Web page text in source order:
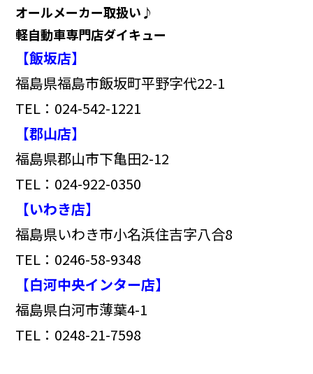
オールメーカー取扱い♪
軽自動車専門店ダイキュー
【飯坂店】
福島県福島市飯坂町平野字代22-1
TEL：024-542-1221
【郡山店】
福島県郡山市下亀田2-12
TEL：024-922-0350
【いわき店】
福島県いわき市小名浜住吉字八合8
TEL：0246-58-9348
【白河中央インター店】
福島県白河市薄葉4-1
TEL：0248-21-7598